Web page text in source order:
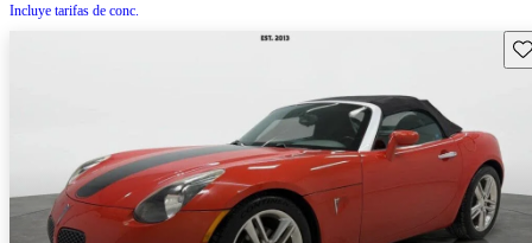
Incluye tarifas de conc.